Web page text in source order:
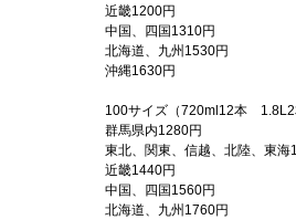
近畿1200円
中国、四国1310円
北海道、九州1530円
沖縄1630円
100サイズ（720ml12本 1.8L2
群馬県内1280円
東北、関東、信越、北陸、東海
近畿1440円
中国、四国1560円
北海道、九州1760円